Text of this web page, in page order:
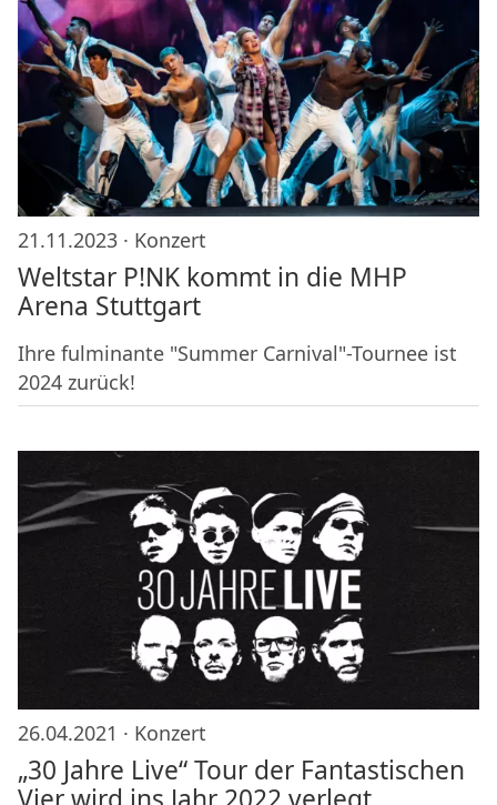
21.11.2023 · Konzert
Weltstar P!NK kommt in die MHP
Arena Stuttgart
Ihre fulminante "Summer Carnival"-Tournee ist
2024 zurück!
26.04.2021 · Konzert
„30 Jahre Live“ Tour der Fantastischen